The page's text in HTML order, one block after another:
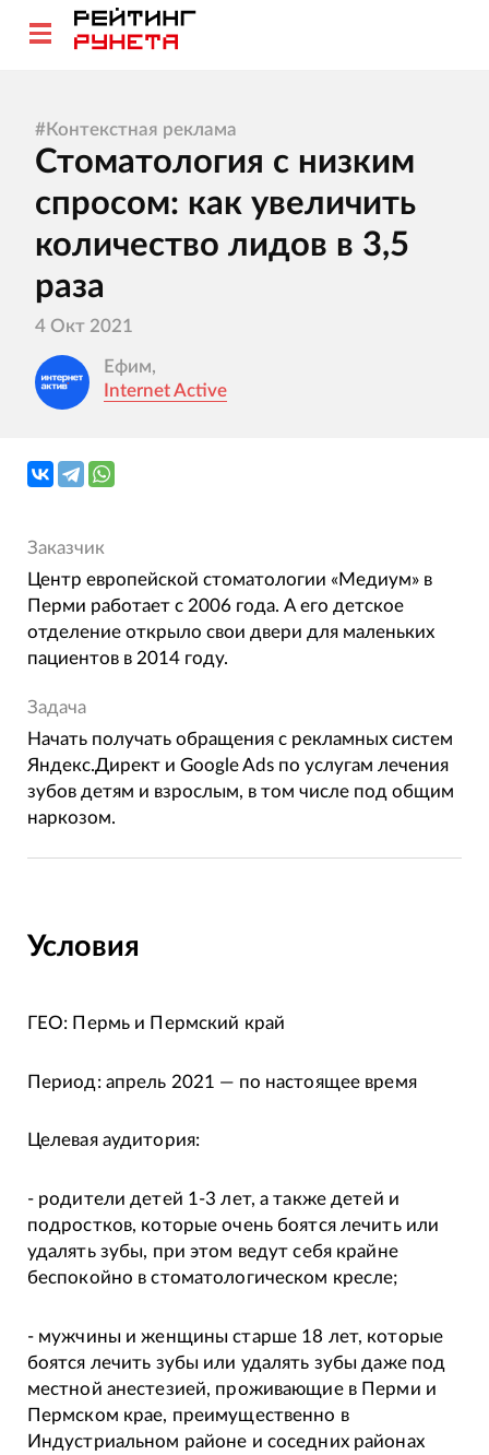
#Контекстная реклама
Стоматология с низким
спросом: как увеличить
количество лидов в 3,5
раза
4 Окт 2021
Ефим,
Internet Active
Заказчик
Центр европейской стоматологии «Медиум» в
Перми работает с 2006 года. А его детское
отделение открыло свои двери для маленьких
пациентов в 2014 году.
Задача
Начать получать обращения с рекламных систем
Яндекс.Директ и Google Ads по услугам лечения
зубов детям и взрослым, в том числе под общим
наркозом.
Условия
ГЕО: Пермь и Пермский край
Период: апрель 2021 — по настоящее время
Целевая аудитория:
- родители детей 1-3 лет, а также детей и
подростков, которые очень боятся лечить или
удалять зубы, при этом ведут себя крайне
беспокойно в стоматологическом кресле;
- мужчины и женщины старше 18 лет, которые
боятся лечить зубы или удалять зубы даже под
местной анестезией, проживающие в Перми и
Пермском крае, преимущественно в
Индустриальном районе и соседних районах